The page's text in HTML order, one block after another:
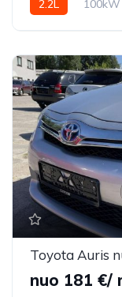
2.2L 100kW
nuo 181 €/